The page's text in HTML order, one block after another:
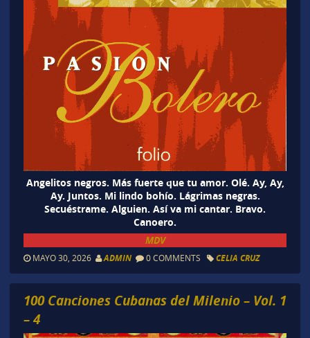
Angelitos negros. Más fuerte que tu amor. Olé. Ay, Ay,
Ay. Juntos. Mi lindo bohío. Lágrimas negras.
Secuéstrame. Alguien. Así va mi cantar. Bravo.
Canoero.
MDV
MAYO 30, 2026 ADMIN 0 COMMENTS CELIA CRUZ
100 Canciones Cubanas del Milenio – Vol. 1
– 4